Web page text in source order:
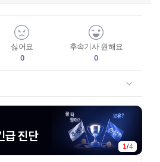
싫어요
0
후속기사 원해요
0
1/4